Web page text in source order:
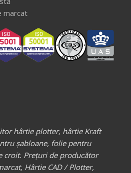
marcat
hârtie plotter, hârtie Kraft
șabloane, folie pentru
croit. Prețuri de producător
Hârtie CAD / Plotter,